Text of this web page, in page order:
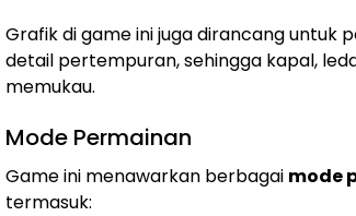
Grafik di game ini juga dirancang
detail pertempuran, sehingga kapal,
memukau.
Mode Permainan
Game ini menawarkan berbagai mode
termasuk: